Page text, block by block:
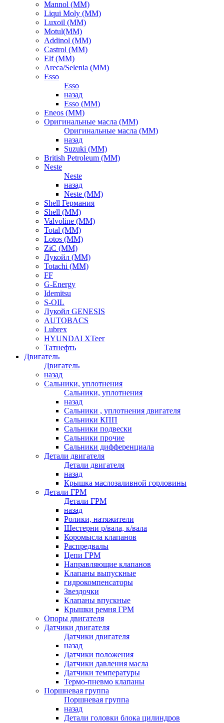
Mannol (ММ)
Liqui Moly (ММ)
Luxoil (ММ)
Motul(ММ)
Addinol (ММ)
Castrol (ММ)
Elf (ММ)
Areca/Selenia (ММ)
Esso
Esso
назад
Esso (ММ)
Eneos (ММ)
Оригинальные масла (ММ)
Оригинальные масла (ММ)
назад
Suzuki (ММ)
British Petroleum (ММ)
Neste
Neste
назад
Neste (ММ)
Shell Германия
Shell (ММ)
Valvoline (ММ)
Total (ММ)
Lotos (ММ)
ZiC (ММ)
Лукойл (ММ)
Totachi (MM)
FF
G-Energy
Idemitsu
S-OIL
Лукойл GENESIS
AUTOBACS
Lubrex
HYUNDAI XTeer
Татнефть
Двигатель
Двигатель
назад
Сальники, уплотнения
Сальники, уплотнения
назад
Сальники , уплотнения двигателя
Сальники КПП
Сальники подвески
Сальники прочие
Сальники дифференциала
Детали двигателя
Детали двигателя
назад
Крышка маслозаливной горловины
Детали ГРМ
Детали ГРМ
назад
Ролики, натяжители
Шестерни р/вала, к/вала
Коромысла клапанов
Распредвалы
Цепи ГРМ
Направляющие клапанов
Клапаны выпускные
гидрокомпенсаторы
Звездочки
Клапаны впускные
Крышки ремня ГРМ
Опоры двигателя
Датчики двигателя
Датчики двигателя
назад
Датчики положения
Датчики давления масла
Датчики температуры
Термо-пневмо клапаны
Поршневая группа
Поршневая группа
назад
Детали головки блока цилиндров